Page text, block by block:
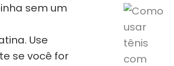
sem um
Use
se você for